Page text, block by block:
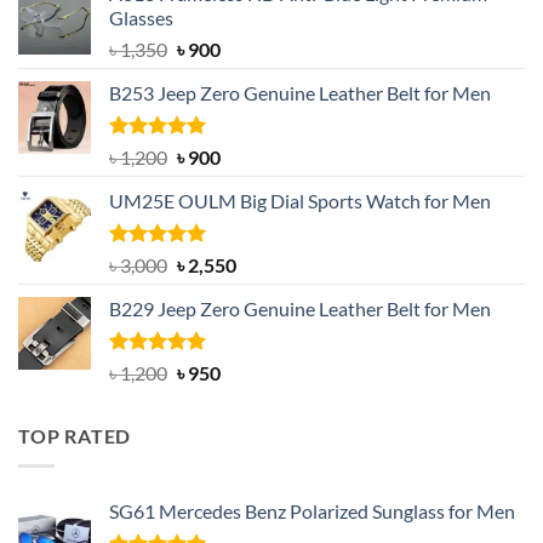
Glasses
৳1,350 Original
was:
৳ 1,350.
৳900Current
is:
B253 Jeep Zero Genuine Leather Belt for Men
Rated5.00
out of 5
৳1,200 Original
was:
৳ 1,200.
৳900Current
is:
UM25E OULM Big Dial Sports Watch for Men
Rated5.00
out of 5
৳3,000 Original
was:
৳ 3,000.
৳2,550Current
is:
B229 Jeep Zero Genuine Leather Belt for Men
Rated4.92
out of 5
৳1,200 Original
৳950Current
TOP RATED
SG61 Mercedes Benz Polarized Sunglass for Men